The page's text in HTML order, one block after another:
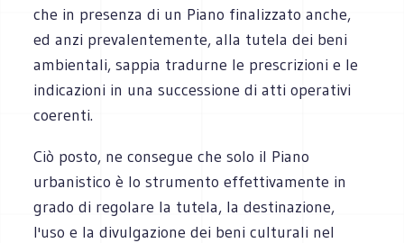
che in presenza di un Piano finalizzato anche,
ed anzi prevalentemente, alla tutela dei beni
ambientali, sappia tradurne le prescrizioni e le
indicazioni in una successione di atti operativi
coerenti.
Ciò posto, ne consegue che solo il Piano
urbanistico è lo strumento effettivamente in
grado di regolare la tutela, la destinazione,
l'uso e la divulgazione dei beni culturali nel